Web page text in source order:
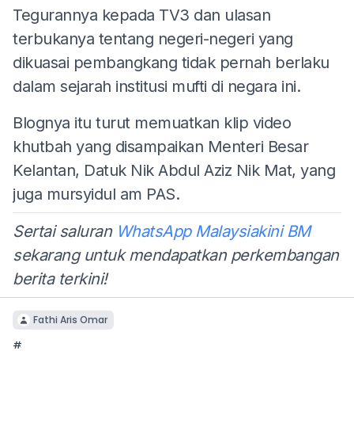
Tegurannya kepada TV3 dan ulasan
terbukanya tentang negeri-negeri yang
dikuasai pembangkang tidak pernah berlaku
dalam sejarah institusi mufti di negara ini.
Blognya itu turut memuatkan klip video
khutbah yang disampaikan Menteri Besar
Kelantan, Datuk Nik Abdul Aziz Nik Mat, yang
juga mursyidul am PAS.
Sertai saluran WhatsApp Malaysiakini BM
sekarang untuk mendapatkan perkembangan
berita terkini!
Fathi Aris Omar
#